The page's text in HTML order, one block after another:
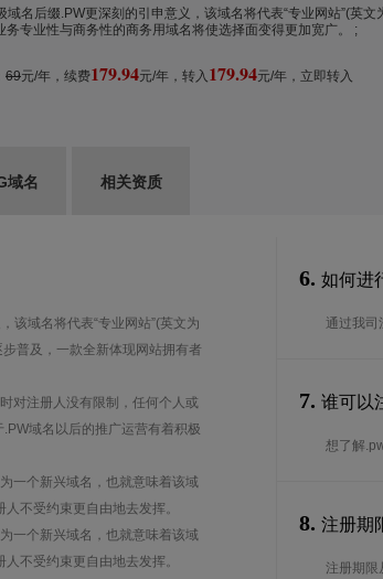
名后缀.PW更深刻的引申意义，该域名将代表“专业网站”(英
务专业性与商务性的商务用域名将使选择面变得更加宽广。 ;
69元/年，续费179.94元/年，转入 179.94元/年， 立即转入
域名 相关资质
该域名将代表“专业网站”(英文为
普及，一款全新体现网站拥有者
对注册人没有限制，任何个人或
域名以后的推广运营有着积极
一个新兴域名，也就意味着该域
不受约束更自由地去发挥。
一个新兴域名，也就意味着该域
不受约束更自由地去发挥。
6. 如何进
通过我司
7. 谁可以
想了解
8. 注册期
注册期限